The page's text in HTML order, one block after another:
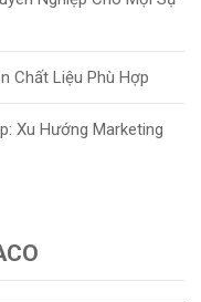
Chất Liệu Phù Hợp
Xu Hướng Marketing